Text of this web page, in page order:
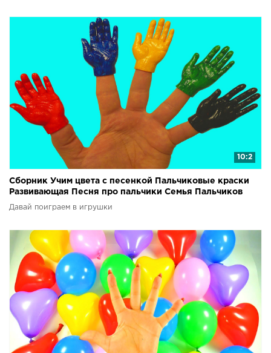
10:2
Сборник Учим цвета с песенкой Пальчиковые краски
Развивающая Песня про пальчики Семья Пальчиков
Давай поиграем в игрушки